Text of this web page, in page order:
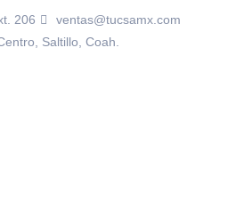
206
ventas@tucsamx.com
Saltillo, Coah.